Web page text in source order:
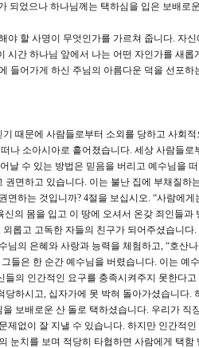
되었으나 하나님께는 택하심을 입은 보배로
야 할 사명이 무엇인가를 가르쳐 줍니다. 자
시간 하나님 앞에서 나는 어떤 자인가를 새
들어가게 하신 주님의 아름다운 덕을 선포
때문에 사람들로부터 소외를 당하고 사회
나 소아시아로 흩어졌습니다. 세상 사람들
날 수 있는 방법은 믿음을 버리고 예수님을
면하고 있습니다. 이는 불난 집에 부채질하
면하는 것입니까? 4절을 보십시오. “사람에
신의 몸을 입고 이 땅에 오셔서 온갖 죄인들
롭고 고독한 자들의 친구가 되어주셨습니
님의 은혜와 사랑과 능력을 체험하고, “호산
들은 한 순간 예수님을 버렸습니다. 이는 예
의 인간적인 요구를 충족시켜주지 못한다
하시고, 십자가에 못 박혀 돌아가셨습니다.
보배로운 산 돌로 택하셨습니다. 우리가 직
제없이 잘 지낼 수 있습니다. 하지만 인간적
눈치를 보며 적당히 타협하면 사람에게 택